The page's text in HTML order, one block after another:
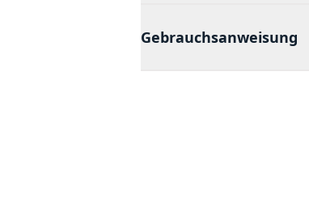
Gebrauchsanweisung